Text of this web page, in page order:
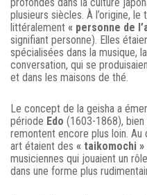
plusieurs siècles. À l’origine, le
littéralement « personne de
signifiant personne). Elles
spécialisées dans la musique,
conversation, qui se
et dans les maisons de thé.
Le concept de la geisha a
période Edo (1603-1868),
remontent encore plus loin.
art étaient des « taikomochi »
musiciennes qui jouaient un
dans une forme plus